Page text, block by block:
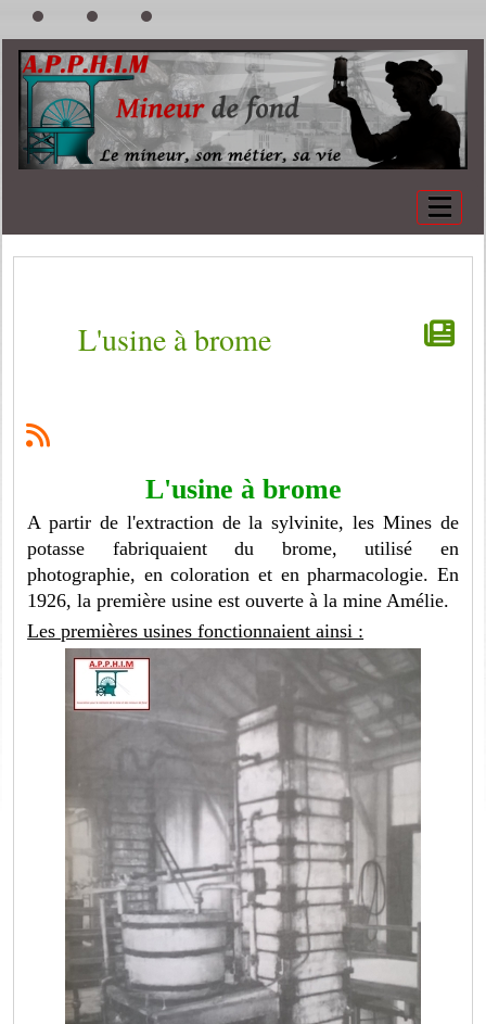
L'usine à brome
L'usine à brome
A partir de l'extraction de la sylvinite, les Mines de
potasse fabriquaient du brome, utilisé en
photographie, en coloration et en pharmacologie. En
1926, la première usine est ouverte à la mine Amélie.
Les premières usines fonctionnaient ainsi :